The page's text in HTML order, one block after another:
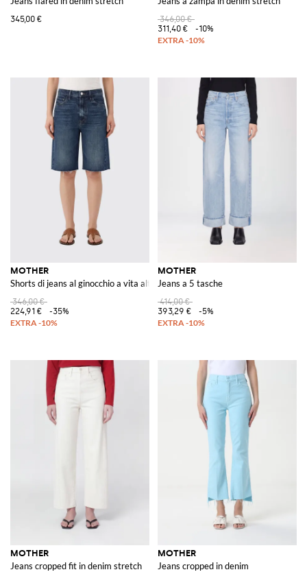
345,00 €
346,00 €
311,40 €
-10%
MOTHER
Shorts di jeans al ginocchio a vita alta con design a cinque tasche
346,00 €
224,91 €
-35%
MOTHER
Jeans a 5 tasche
414,00 €
393,29 €
-5%
MOTHER
Jeans cropped fit in denim stretch
MOTHER
Jeans cropped in denim